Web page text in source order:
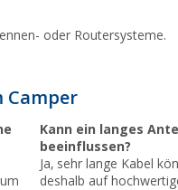
oder Routersysteme.
Camper
Kann ein langes
beeinflussen?
Ja, sehr lange Kabel
deshalb auf